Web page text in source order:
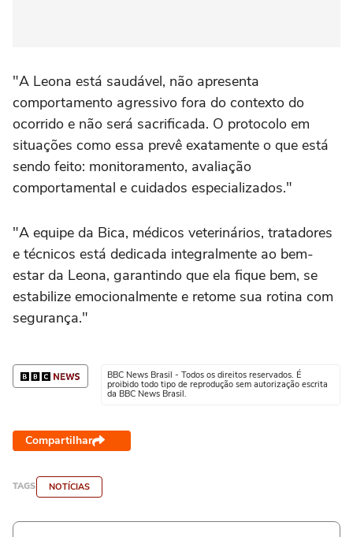
"A Leona está saudável, não apresenta
comportamento agressivo fora do contexto do
ocorrido e não será sacrificada. O protocolo em
situações como essa prevê exatamente o que está
sendo feito: monitoramento, avaliação
comportamental e cuidados especializados."
"A equipe da Bica, médicos veterinários, tratadores
e técnicos está dedicada integralmente ao bem-
estar da Leona, garantindo que ela fique bem, se
estabilize emocionalmente e retome sua rotina com
segurança."
BBC News Brasil - Todos os direitos reservados. É
proibido todo tipo de reprodução sem autorização escrita
da BBC News Brasil.
Compartilhar
TAGS NOTÍCIAS